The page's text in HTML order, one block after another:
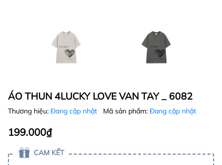
ÁO THUN 4LUCKY LOVE VAN TAY _ 6082
Thương hiệu: Đang cập nhật Mã sản phẩm: Đang cập nhật
199.000₫
CAM KẾT